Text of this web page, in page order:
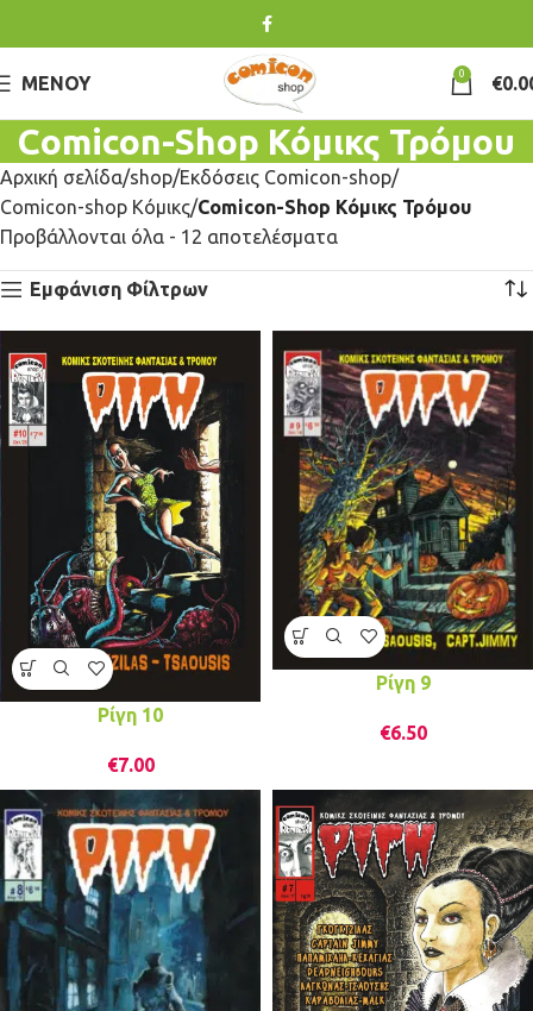
ΜΕΝΟΎ 0 €
Comicon-Shop Κόμικς Τρόμου
Αρχική σελίδα shop Εκδόσεις Comicon-shop
Comicon-shop Κόμικς Comicon-Shop Κόμικς Τρόμου
Προβάλλονται όλα - 12 αποτελέσματα
Εμφάνιση Φίλτρων
Ρίγη 10
€7.00
Ρίγη 9
€6.50